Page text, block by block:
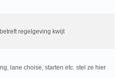
regelgeving kwijt
lane choise, starten etc. stel ze hier